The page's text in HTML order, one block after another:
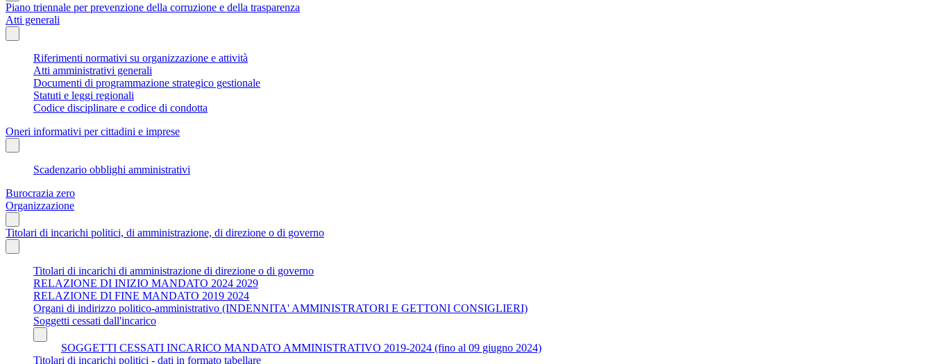
Piano triennale per prevenzione della corruzione e della trasparenza
Atti generali
Riferimenti normativi su organizzazione e attività
Atti amministrativi generali
Documenti di programmazione strategico gestionale
Statuti e leggi regionali
Codice disciplinare e codice di condotta
Oneri informativi per cittadini e imprese
Scadenzario obblighi amministrativi
Burocrazia zero
Organizzazione
Titolari di incarichi politici, di amministrazione, di direzione o di governo
Titolari di incarichi di amministrazione di direzione o di governo
RELAZIONE DI INIZIO MANDATO 2024 2029
RELAZIONE DI FINE MANDATO 2019 2024
Organi di indirizzo politico-amministrativo (INDENNITA' AMMINISTRATORI E GETTONI CONSIGLIERI)
Soggetti cessati dall'incarico
SOGGETTI CESSATI INCARICO MANDATO AMMINISTRATIVO 2019-2024 (fino al 09 giugno 2024)
Titolari di incarichi politici - dati in formato tabellare